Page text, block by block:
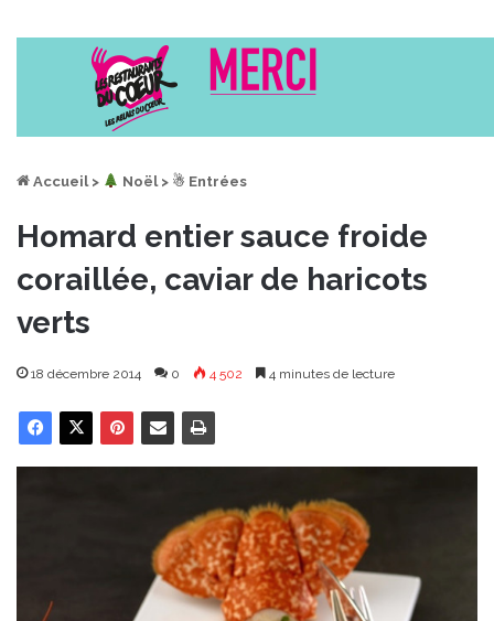
Accueil > ︎ Noël > ☃ Entrées
Homard entier sauce froide
coraillée, caviar de haricots
verts
18 décembre 2014 0 4 502 4 minutes de lecture